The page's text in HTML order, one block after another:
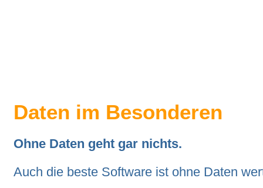
Daten im Besonderen
Ohne Daten geht gar nichts.
Auch die beste Software ist ohne Daten